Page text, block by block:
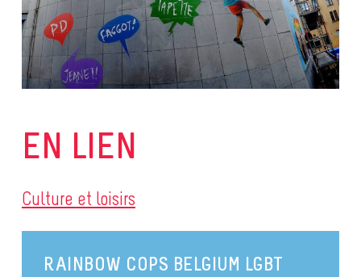
EN LIEN
Culture et loisirs
RAINBOW COPS BELGIUM LGBT